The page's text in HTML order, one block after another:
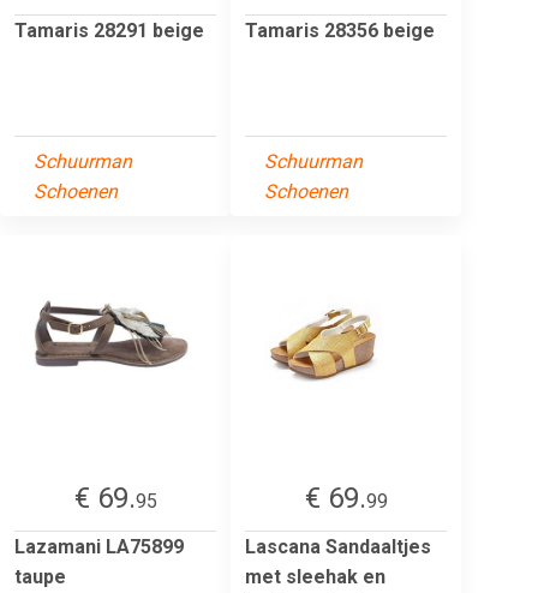
Tamaris 28291 beige
Schuurman
Schoenen
Tamaris 28356 beige
Schuurman
Schoenen
€ 69.95
Lazamani LA75899
taupe
€ 69.99
Lascana Sandaaltjes
met sleehak en